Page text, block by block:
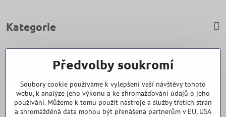
Kategorie
Zavoláme Vám zpět
Váš telefon
Předvolby soukromí
Soubory cookie používáme k vylepšení vaší návštěvy tohoto
webu, k analýze jeho výkonu a ke shromažďování údajů o jeho
používání. Můžeme k tomu použít nástroje a služby třetích stran
a shromážděná data mohou být přenášena partnerům v EU, USA